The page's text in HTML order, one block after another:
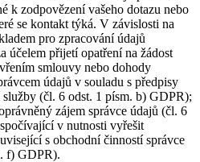
k zodpovězení vašeho dotazu nebo
se kontakt týká. V závislosti na
pro zpracování údajů
účelem přijetí opatření na žádost
smlouvy nebo dohody
údajů v souladu s předpisy
(čl. 6 odst. 1 písm. b) GDPR);
zájem správce údajů (čl. 6
v nutnosti vyřešit
s obchodní činností správce
f) GDPR).